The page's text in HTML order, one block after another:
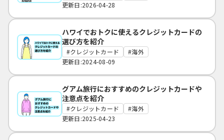
更新日:2026-04-28
ハワイでおトクに使えるクレジットカードの
選び方を紹介
クレジットカード
海外
更新日:2024-08-09
グアム旅行におすすめのクレジットカードや
注意点を紹介
クレジットカード
海外
更新日:2025-04-23